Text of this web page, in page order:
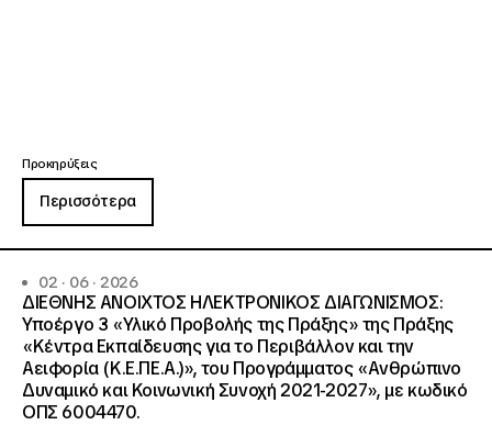
Προκηρύξεις
Περισσότερα
02 · 06 · 2026
ΔΙΕΘΝΗΣ ΑΝΟΙΧΤΟΣ ΗΛΕΚΤΡΟΝΙΚΟΣ ΔΙΑΓΩΝΙΣΜΟΣ:
Υποέργο 3 «Υλικό Προβολής της Πράξης» της Πράξης
«Κέντρα Εκπαίδευσης για το Περιβάλλον και την
Αειφορία (Κ.Ε.ΠΕ.Α.)», του Προγράμματος «Ανθρώπινο
Δυναμικό και Κοινωνική Συνοχή 2021-2027», με κωδικό
ΟΠΣ 6004470.